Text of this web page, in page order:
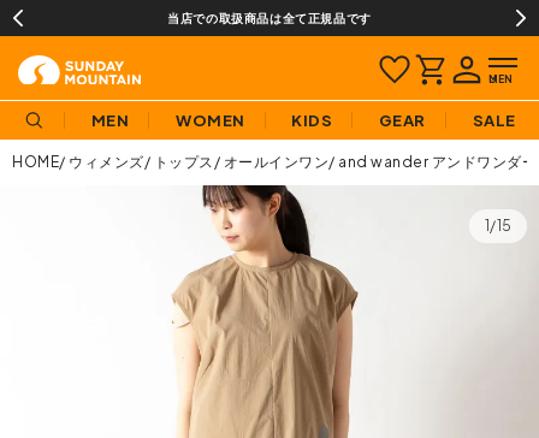
当店での取扱商品は全て正規品です
MEN WOMEN KIDS GEAR SALE
HOME ウィメンズ トップス オールインワン and wander アンドワンダー
1/15